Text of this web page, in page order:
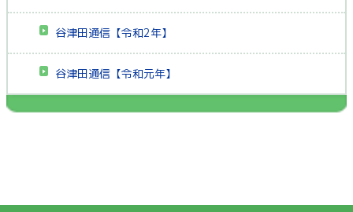
谷津田通信【令和2年】
谷津田通信【令和元年】